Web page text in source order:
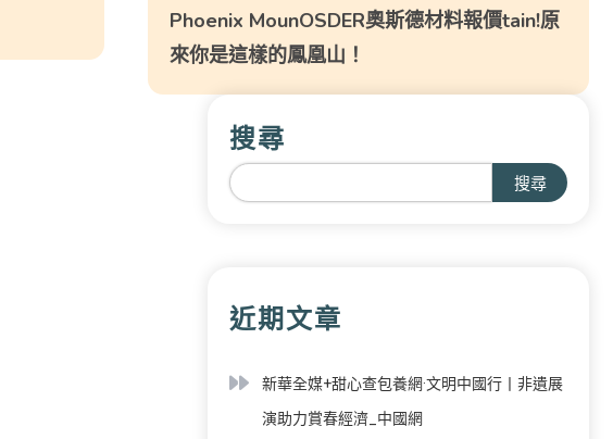
Phoenix MounOSDER奧斯德材料報價tain!原
來你是這樣的鳳凰山！
搜尋
搜尋
近期文章
新華全媒+甜心查包養網·文明中國行丨非遺展
演助力賞春經濟_中國網